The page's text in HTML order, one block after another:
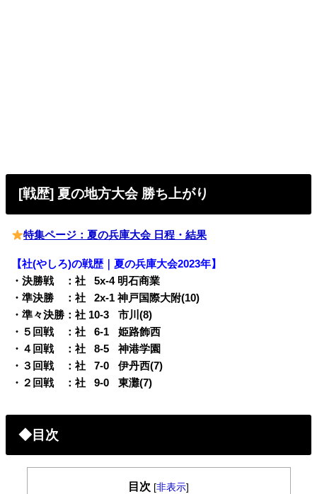
[戦歴] 夏の地方大会 勝ち上がり
特集ページ：夏の兵庫大会 日程・結果
【社(やしろ)の戦歴｜夏の兵庫大会2023年】
・決勝戦 ：社
05x-4 明石商業
・準決勝 ：社
02x-1 神戸国際大附(10)
・準々決勝：社 10-3
q市川(8)
・５回戦 ：社
06-1 q姫路飾西
・４回戦 ：社
08-5 q神港学園
・３回戦 ：社
07-0 q伊丹西(7)
・２回戦 ：社
09-0 q東灘(7)
◆目次
目次 [非表示]